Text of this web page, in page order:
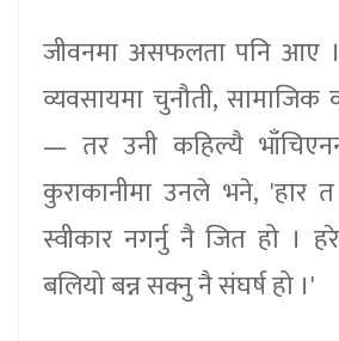
जीवनमा असफलता पनि आए ।
व्यवसायमा चुनौती,
— तर उनी कहिल्यै
कुराकानीमा उनले भने, 'हार
स्वीकार नगर्नु नै जित हो ।
बलियो बन्न सक्नु नै संघर्ष हो ।'